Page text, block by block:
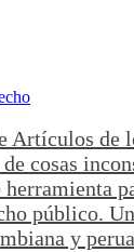
Artículos de
cosas
herramienta
público.
y